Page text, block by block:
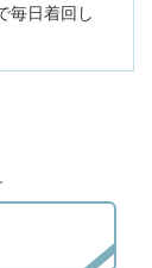
毎日着回し